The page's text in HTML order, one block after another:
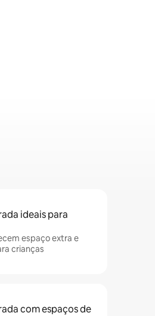
ideais para
espaço extra e
crianças
com espaços de